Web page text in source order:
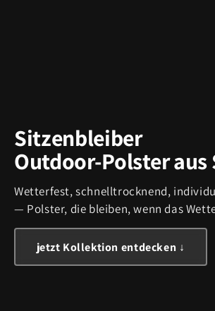
Sitzenbleiber
Outdoor-Polster aus
Wetterfest, schnelltrocknend,
— Polster, die bleiben, wenn das
jetzt Kollektion entdecken ↓